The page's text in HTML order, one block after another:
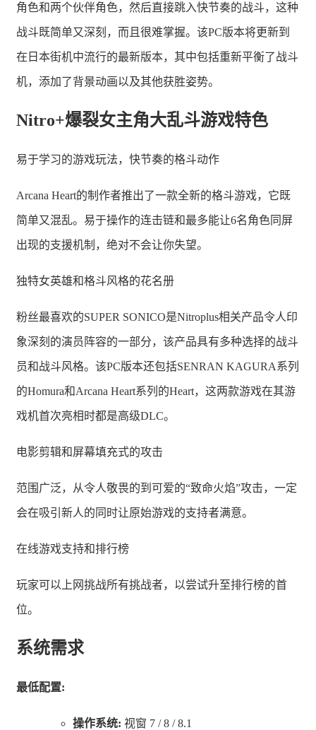
角色和两个伙伴角色，然后直接跳入快节奏的战斗，这种
战斗既简单又深刻，而且很难掌握。该PC版本将更新到
在日本街机中流行的最新版本，其中包括重新平衡了战斗
机，添加了背景动画以及其他获胜姿势。
Nitro+爆裂女主角大乱斗游戏特色
易于学习的游戏玩法，快节奏的格斗动作
Arcana Heart的制作者推出了一款全新的格斗游戏，它既
简单又混乱。易于操作的连击链和最多能让6名角色同屏
出现的支援机制，绝对不会让你失望。
独特女英雄和格斗风格的花名册
粉丝最喜欢的SUPER SONICO是Nitroplus相关产品令人印
象深刻的演员阵容的一部分，该产品具有多种选择的战斗
员和战斗风格。该PC版本还包括SENRAN KAGURA系列
的Homura和Arcana Heart系列的Heart，这两款游戏在其游
戏机首次亮相时都是高级DLC。
电影剪辑和屏幕填充式的攻击
范围广泛，从令人敬畏的到可爱的“致命火焰”攻击，一定
会在吸引新人的同时让原始游戏的支持者满意。
在线游戏支持和排行榜
玩家可以上网挑战所有挑战者，以尝试升至排行榜的首
位。
系统需求
最低配置:
操作系统: 视窗 7 / 8 / 8.1